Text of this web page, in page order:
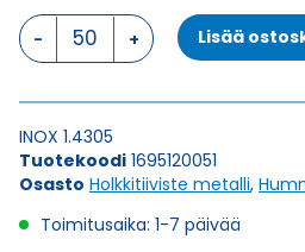
HSK-
INOX
M
x
1,5
HOLKKITIIVISTE
määrä
Lisää
INOX 1.4305
Tuotekoodi 1695120051
Osasto Holkkitiiviste metalli,
Toimitusaika: 1-7 päivää